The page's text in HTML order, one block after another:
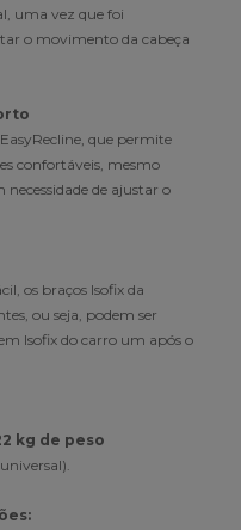
uma vez que foi
o movimento da cabeça
que permite
confortáveis, mesmo
de ajustar o
os braços Isofix da
ou seja, podem ser
Isofix do carro um após o
kg de peso